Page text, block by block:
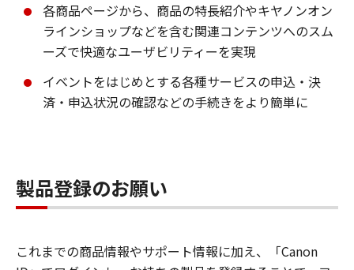
各商品ページから、商品の特長紹介やキヤノンオン
ラインショップなどを含む関連コンテンツへのスム
ーズで快適なユーザビリティーを実現
イベントをはじめとする各種サービスの申込・決
済・申込状況の確認などの手続きをより簡単に
製品登録のお願い
これまでの商品情報やサポート情報に加え、「Canon